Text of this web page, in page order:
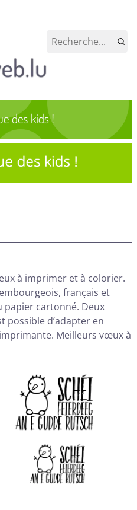
à imprimer et à colorier.
français et
papier cartonné. Deux
possible d’adapter en
Meilleurs vœux à